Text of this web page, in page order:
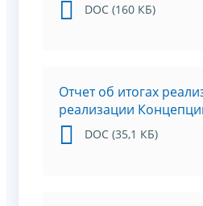
DOC (160 КБ)
Отчет об итогах
реализации
DOC (35,1 КБ)